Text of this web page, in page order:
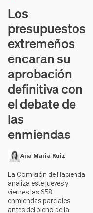
Los
presupuestos
extremeños
encaran su
aprobación
definitiva con
el debate de
las
enmiendas
Ana María Ruiz
La Comisión de Hacienda
analiza este jueves y
viernes las 658
enmiendas parciales
antes del pleno de la